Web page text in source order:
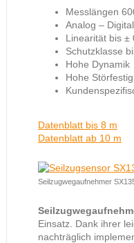
Messlängen
Analog –
Linearität bis ±
Schutzklasse
Hohe Dynamik
Hohe
Datenblatt bis 8 m
Datenblatt ab 10 m
Seilzugwegaufnehmer
Einsatz. Dank ihrer
nachträglich